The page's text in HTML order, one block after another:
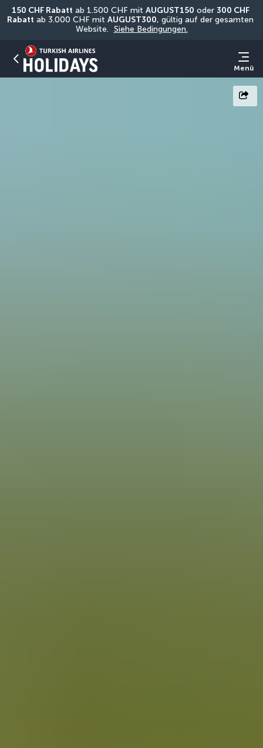
150 CHF Rabatt ab 1.500 CHF mit AUGUST150 oder 300 CHF
Rabatt ab 3.000 CHF mit AUGUST300, gültig auf der gesamten
Website. Siehe Bedingungen.
Menü